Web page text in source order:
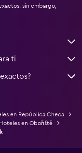
sin embargo,
ti
en República Checa
Hoteles en Obořiště